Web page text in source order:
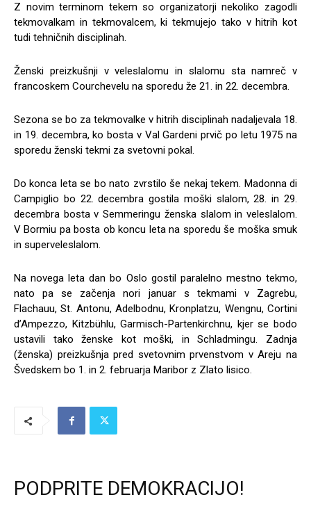
Z novim terminom tekem so organizatorji nekoliko zagodli
tekmovalkam in tekmovalcem, ki tekmujejo tako v hitrih kot
tudi tehničnih disciplinah.
Ženski preizkušnji v veleslalomu in slalomu sta namreč v
francoskem Courchevelu na sporedu že 21. in 22. decembra.
Sezona se bo za tekmovalke v hitrih disciplinah nadaljevala 18.
in 19. decembra, ko bosta v Val Gardeni prvič po letu 1975 na
sporedu ženski tekmi za svetovni pokal.
Do konca leta se bo nato zvrstilo še nekaj tekem. Madonna di
Campiglio bo 22. decembra gostila moški slalom, 28. in 29.
decembra bosta v Semmeringu ženska slalom in veleslalom.
V Bormiu pa bosta ob koncu leta na sporedu še moška smuk
in superveleslalom.
Na novega leta dan bo Oslo gostil paralelno mestno tekmo,
nato pa se začenja nori januar s tekmami v Zagrebu,
Flachauu, St. Antonu, Adelbodnu, Kronplatzu, Wengnu, Cortini
d’Ampezzo, Kitzbühlu, Garmisch-Partenkirchnu, kjer se bodo
ustavili tako ženske kot moški, in Schladmingu. Zadnja
(ženska) preizkušnja pred svetovnim prvenstvom v Areju na
Švedskem bo 1. in 2. februarja Maribor z Zlato lisico.
PODPRITE DEMOKRACIJO!